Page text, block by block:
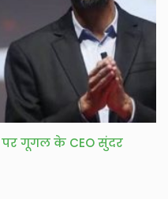
पर गूगल के CEO सुंदर